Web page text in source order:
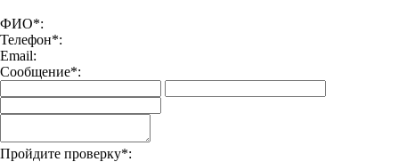
ФИО*:
Телефон*:
Email:
Сообщение*:
Пройдите проверку*: